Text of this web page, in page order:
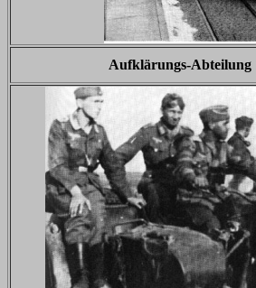
Aufklärungs-Abteilung